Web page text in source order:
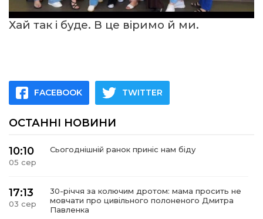
Хай так і буде. В це віримо й ми.
FACEBOOK TWITTER
ОСТАННІ НОВИНИ
10:10
05 сер
Сьогоднішній ранок приніс нам біду
17:13
03 сер
30-річчя за колючим дротом: мама просить не
мовчати про цивільного полоненого Дмитра
Павленка